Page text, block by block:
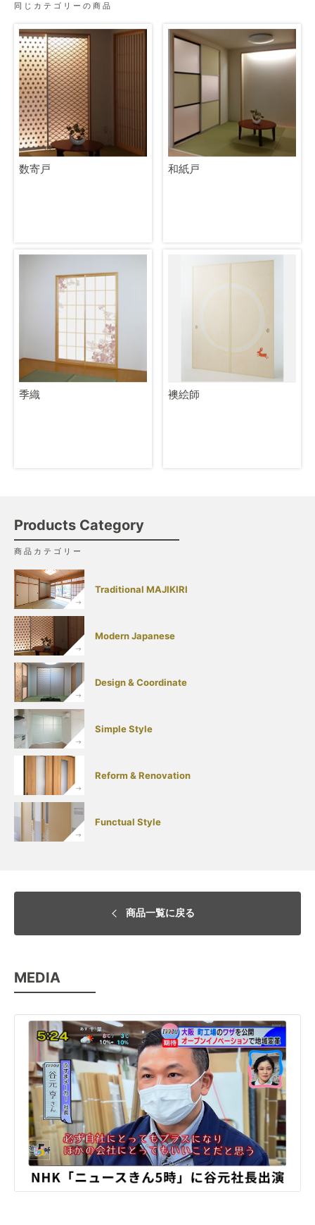
同じカテゴリーの商品
数寄戸 和紙戸
季織 襖絵師
Products Category
商品カテゴリー
Traditional MAJIKIRI
Modern Japanese
Design & Coordinate
Simple Style
Reform & Renovation
Functual Style
商品一覧に戻る
MEDIA